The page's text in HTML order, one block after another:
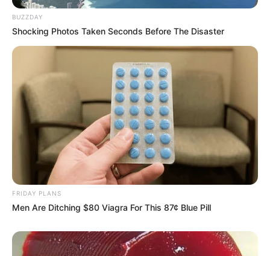
BUZZDAY
Shocking Photos Taken Seconds Before The Disaster
FRIDAY PLANS
Men Are Ditching $80 Viagra For This 87¢ Blue Pill